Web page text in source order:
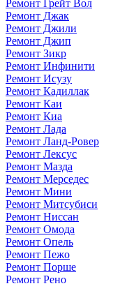
Ремонт Грейт Вол
Ремонт Джак
Ремонт Джили
Ремонт Джип
Ремонт Зикр
Ремонт Инфинити
Ремонт Исузу
Ремонт Кадиллак
Ремонт Каи
Ремонт Киа
Ремонт Лада
Ремонт Ланд-Ровер
Ремонт Лексус
Ремонт Мазда
Ремонт Мерседес
Ремонт Мини
Ремонт Митсубиси
Ремонт Ниссан
Ремонт Омода
Ремонт Опель
Ремонт Пежо
Ремонт Порше
Ремонт Рено